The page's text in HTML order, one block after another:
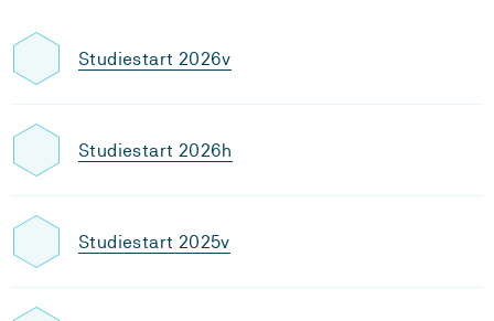
Studiestart 2026v
Studiestart 2026h
Studiestart 2025v